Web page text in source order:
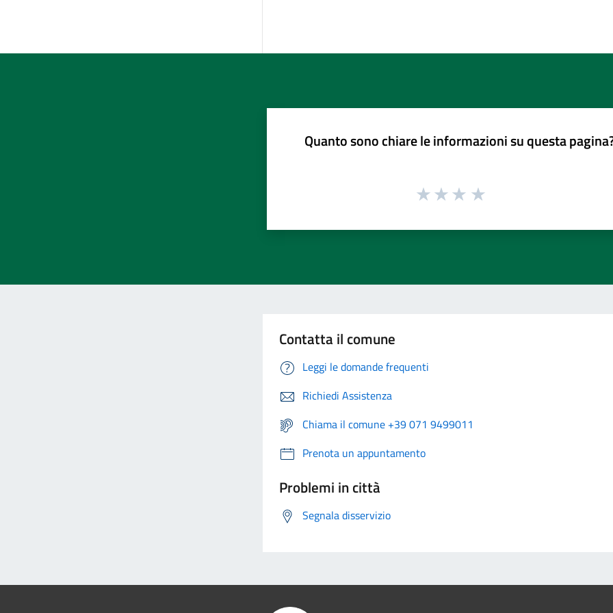
Quanto sono chiare le informazioni su questa
Contatta il comune
Leggi le domande frequenti
Richiedi Assistenza
Chiama il comune +39 071 9499011
Prenota un appuntamento
Problemi in città
Segnala disservizio